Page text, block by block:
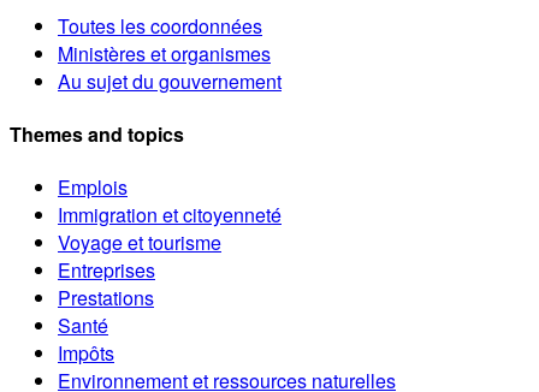
Toutes les coordonnées
Ministères et organismes
Au sujet du gouvernement
Themes and topics
Emplois
Immigration et citoyenneté
Voyage et tourisme
Entreprises
Prestations
Santé
Impôts
Environnement et ressources naturelles